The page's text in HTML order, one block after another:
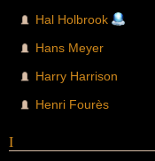
Hal Holbrook
Hans Meyer
Harry Harrison
Henri Fourès
I